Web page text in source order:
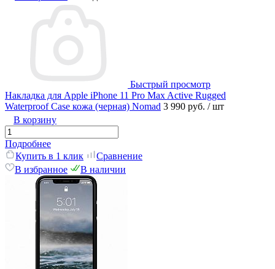
Быстрый просмотр
Накладка для Apple iPhone 11 Pro Max Active Rugged
Waterproof Case кожа (черная) Nomad 3 990 руб. / шт
В корзину
Подробнее
Купить в 1 клик
Сравнение
В избранное
В наличии